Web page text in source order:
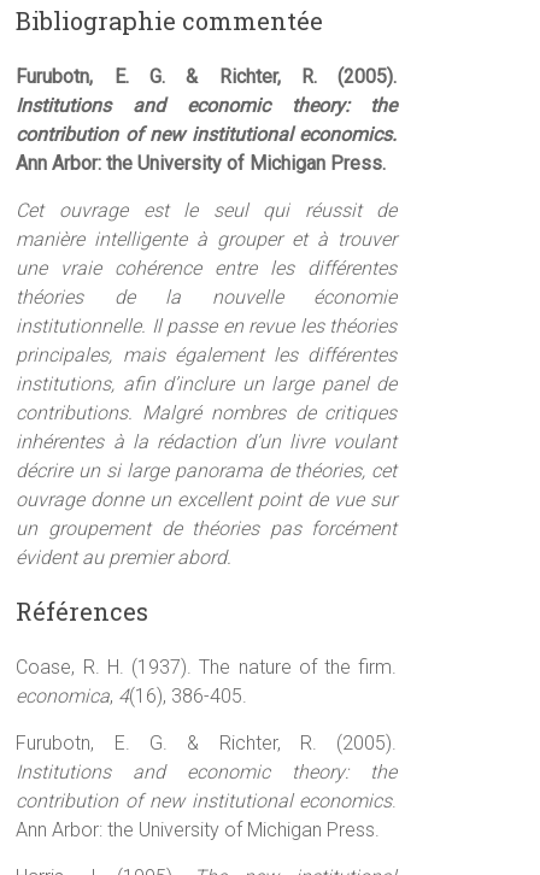
Bibliographie commentée
Furubotn, E. G. & Richter, R. (2005).
Institutions and economic theory: the
contribution of new institutional economics.
Ann Arbor: the University of Michigan Press.
Cet ouvrage est le seul qui réussit de
manière intelligente à grouper et à trouver
une vraie cohérence entre les différentes
théories de la nouvelle économie
institutionnelle. Il passe en revue les théories
principales, mais également les différentes
institutions, afin d’inclure un large panel de
contributions. Malgré nombres de critiques
inhérentes à la rédaction d’un livre voulant
décrire un si large panorama de théories, cet
ouvrage donne un excellent point de vue sur
un groupement de théories pas forcément
évident au premier abord.
Références
Coase, R. H. (1937). The nature of the firm.
economica, 4(16), 386-405.
Furubotn, E. G. & Richter, R. (2005).
Institutions and economic theory: the
contribution of new institutional economics.
Ann Arbor: the University of Michigan Press.